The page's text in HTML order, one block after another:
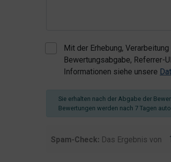
Mit der Erhebung,
Bewertungsabgabe, Referrer-
Informationen siehe unsere
Sie erhalten nach der Abgabe der
Bewertungen werden nach 7 Tagen
Spam-Check: Das Ergebnis von